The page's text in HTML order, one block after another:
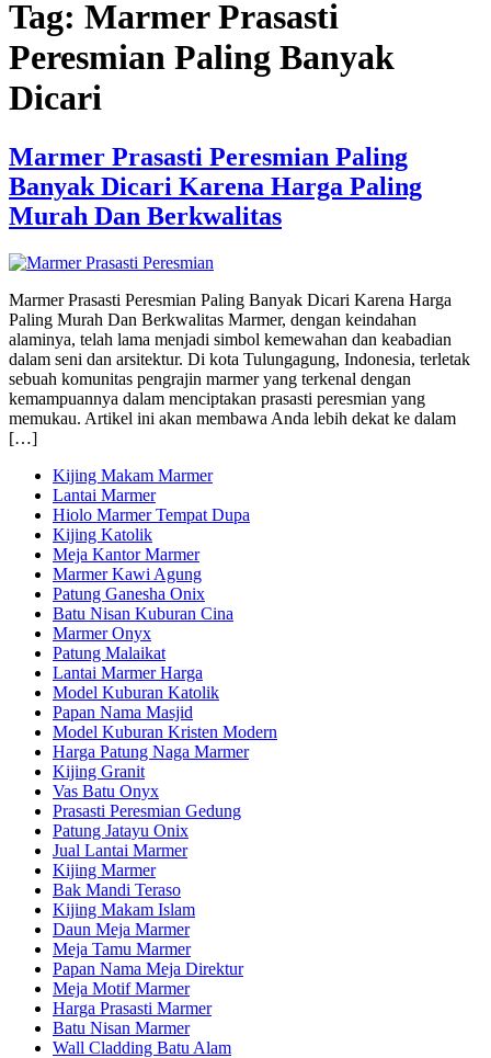
Tag: Marmer Prasasti
Peresmian Paling Banyak
Dicari
Marmer Prasasti Peresmian Paling
Banyak Dicari Karena Harga Paling
Murah Dan Berkwalitas
Marmer Prasasti Peresmian Paling Banyak Dicari Karena Harga
Paling Murah Dan Berkwalitas Marmer, dengan keindahan
alaminya, telah lama menjadi simbol kemewahan dan keabadian
dalam seni dan arsitektur. Di kota Tulungagung, Indonesia, terletak
sebuah komunitas pengrajin marmer yang terkenal dengan
kemampuannya dalam menciptakan prasasti peresmian yang
memukau. Artikel ini akan membawa Anda lebih dekat ke dalam
[…]
Kijing Makam Marmer
Lantai Marmer
Hiolo Marmer Tempat Dupa
Kijing Katolik
Meja Kantor Marmer
Marmer Kawi Agung
Patung Ganesha Onix
Batu Nisan Kuburan Cina
Marmer Onyx
Patung Malaikat
Lantai Marmer Harga
Model Kuburan Katolik
Papan Nama Masjid
Model Kuburan Kristen Modern
Harga Patung Naga Marmer
Kijing Granit
Vas Batu Onyx
Prasasti Peresmian Gedung
Patung Jatayu Onix
Jual Lantai Marmer
Kijing Marmer
Bak Mandi Teraso
Kijing Makam Islam
Daun Meja Marmer
Meja Tamu Marmer
Papan Nama Meja Direktur
Meja Motif Marmer
Harga Prasasti Marmer
Batu Nisan Marmer
Wall Cladding Batu Alam